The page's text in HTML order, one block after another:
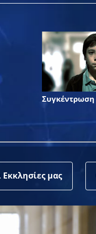
Συγκέντρωση
Εκκλησίες μας